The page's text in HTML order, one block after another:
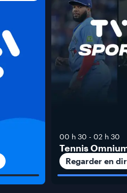
00 h 30 - 02 h 30
Tennis
Regarder en